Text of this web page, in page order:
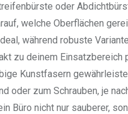
oder
welche Oberflächen
während robuste
zu deinem
Kunstfasern
oder zum Schrauben, je
Büro nicht nur sauberer,